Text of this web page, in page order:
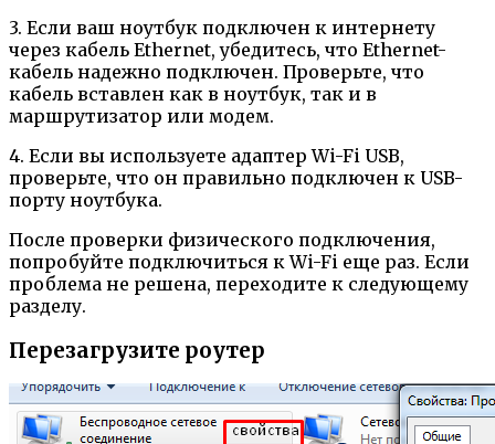
3. Если ваш ноутбук подключен к интернету
через кабель Ethernet, убедитесь, что Ethernet-
кабель надежно подключен. Проверьте, что
кабель вставлен как в ноутбук, так и в
маршрутизатор или модем.
4. Если вы используете адаптер Wi-Fi USB,
проверьте, что он правильно подключен к USB-
порту ноутбука.
После проверки физического подключения,
попробуйте подключиться к Wi-Fi еще раз. Если
проблема не решена, переходите к следующему
разделу.
Перезагрузите роутер